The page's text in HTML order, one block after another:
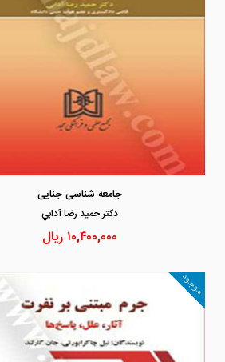
جامعه شناسی جنایی
دكتر حميد رضا آدابي
۱۰,۴۰۰,۰۰۰ ریال
موجود